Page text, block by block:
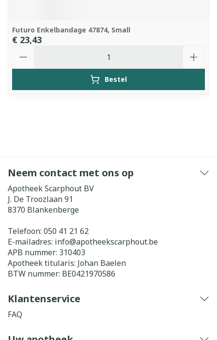
Futuro Enkelbandage 47874, Small
€ 23,43
Bestel
Neem contact met ons op
Apotheek Scarphout BV
J. De Troozlaan 91
8370 Blankenberge
Telefoon: 050 41 21 62
E-mailadres: info@apotheekscarphout.be
APB nummer: 310403
Apotheek titularis: Johan Baelen
BTW nummer: BE0421970586
Klantenservice
FAQ